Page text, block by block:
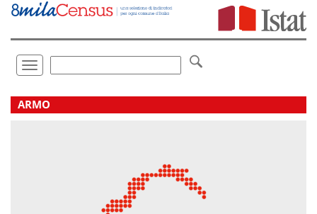
Vai
direttamente
Toggle
navigation
.
ARMO